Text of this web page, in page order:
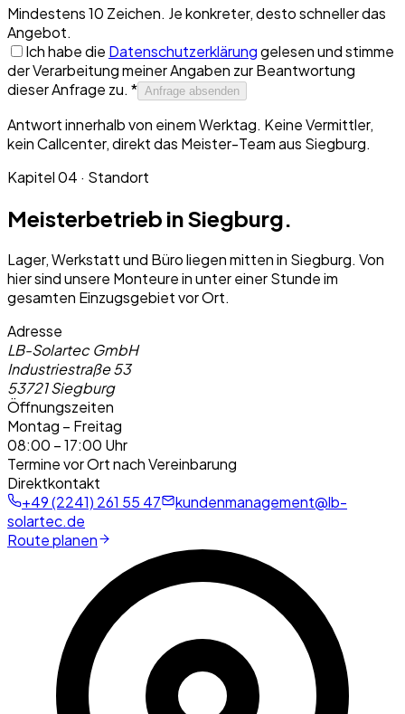
Mindestens 10 Zeichen. Je konkreter, desto schneller das
Angebot.
Ich habe die Datenschutzerklärunggelesen und stimme
der Verarbeitung meiner Angaben zur Beantwortung
dieser Anfrage zu. * Anfrage absenden
Antwort innerhalb von einem Werktag. Keine Vermittler,
kein Callcenter, direkt das Meister-Team aus Siegburg.
Kapitel 04 · Standort
Meisterbetrieb in Siegburg.
Lager, Werkstatt und Büro liegen mitten in Siegburg. Von
hier sind unsere Monteure in unter einer Stunde im
gesamten Einzugsgebiet vor Ort.
Adresse
LB-Solartec GmbH
Industriestraße 53
53721 Siegburg
Öffnungszeiten
Montag – Freitag
08:00 – 17:00 Uhr
Termine vor Ort nach Vereinbarung
Direktkontakt
+49 (2241) 261 55 47
kundenmanagement@lb-
solartec.de
Route planen